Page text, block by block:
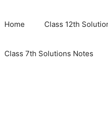
Home Class 12th
Class 7th Solutions Notes